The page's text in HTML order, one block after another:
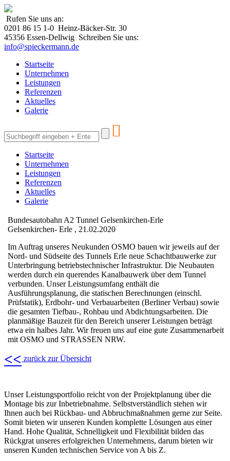
Rufen Sie uns an:
0201 86 15 1-0 Heinz-Bäcker-Str. 30
45356 Essen-Dellwig Schreiben Sie uns:
info@spieckermann.de
Startseite
Unternehmen
Leistungen
Referenzen
Aktuelles
Galerie

Startseite
Unternehmen
Leistungen
Referenzen
Aktuelles
Galerie
Bundesautobahn A2 Tunnel Gelsenkirchen-Erle
Gelsenkirchen- Erle , 21.02.2020
Im Auftrag unseres Neukunden OSMO bauen wir jeweils auf der
Nord- und Südseite des Tunnels Erle neue Schachtbauwerke zur
Unterbringung betriebstechnischer Infrastruktur. Die Neubauten
werden durch ein querendes Kanalbauwerk über dem Tunnel
verbunden. Unser Leistungsumfang enthält die
Ausführungsplanung, die statischen Berechnungen (einschl.
Prüfstatik), Erdbohr- und Verbauarbeiten (Berliner Verbau) sowie
die gesamten Tiefbau-, Rohbau und Abdichtungsarbeiten. Die
planmäßige Bauzeit für den Bereich unserer Leistungen beträgt
etwa ein halbes Jahr. Wir freuen uns auf eine gute Zusammenarbeit
mit OSMO und STRASSEN NRW.
<< zurück zur Übersicht
Unser Leistungsportfolio reicht von der Projektplanung über die
Montage bis zur Inbetriebnahme. Selbstverständlich stehen wir
Ihnen auch bei Rückbau- und Abbruchmaßnahmen gerne zur Seite.
Somit bieten wir unseren Kunden komplette Lösungen aus einer
Hand. Hohe Qualität, Schnelligkeit und Flexibilität bilden das
Rückgrat unseres erfolgreichen Unternehmens, darum bieten wir
unseren Kunden technischen Service von A bis Z.